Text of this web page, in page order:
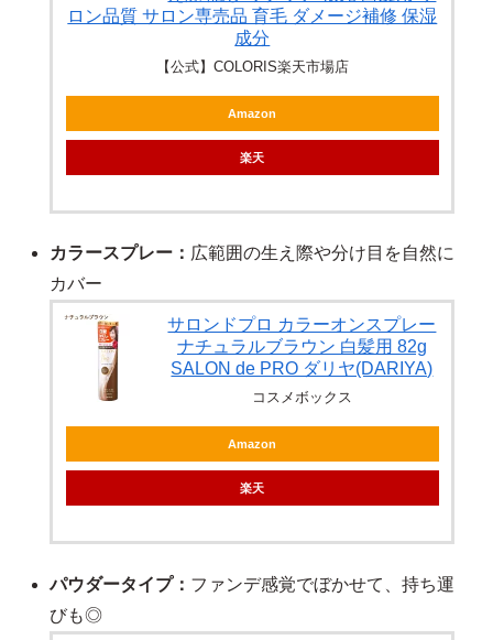
ロン品質 サロン専売品 育毛 ダメージ補修 保湿
成分
【公式】COLORIS楽天市場店
Amazon
楽天
カラースプレー： 広範囲の生え際や分け目を自然に
カバー
サロンドプロ カラーオンスプレー
ナチュラルブラウン 白髪用 82g
SALON de PRO ダリヤ(DARIYA)
コスメボックス
Amazon
楽天
パウダータイプ： ファンデ感覚でぼかせて、持ち運
びも◎